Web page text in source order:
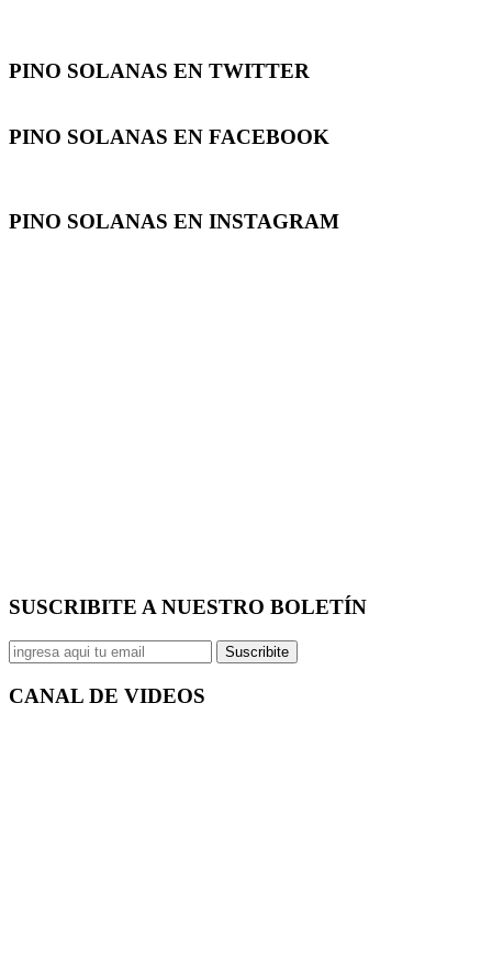
PINO SOLANAS EN TWITTER
PINO SOLANAS EN FACEBOOK
PINO SOLANAS EN INSTAGRAM
SUSCRIBITE A NUESTRO BOLETÍN
Suscribite
CANAL DE VIDEOS